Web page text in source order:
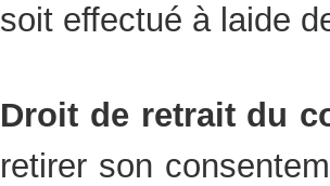
soit effectué à laide
Droit de retrait du
retirer son